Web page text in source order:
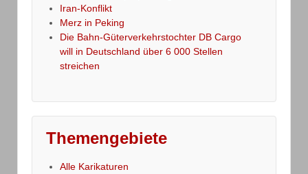
Iran-Konflikt
Merz in Peking
Die Bahn-Güterverkehrstochter DB Cargo
will in Deutschland über 6 000 Stellen
streichen
Themengebiete
Alle Karikaturen